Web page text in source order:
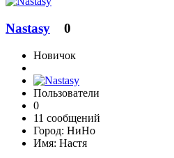
Nastasy 0
Новичок
Пользователи
0
11 сообщений
Город: НиНо
Имя: Настя